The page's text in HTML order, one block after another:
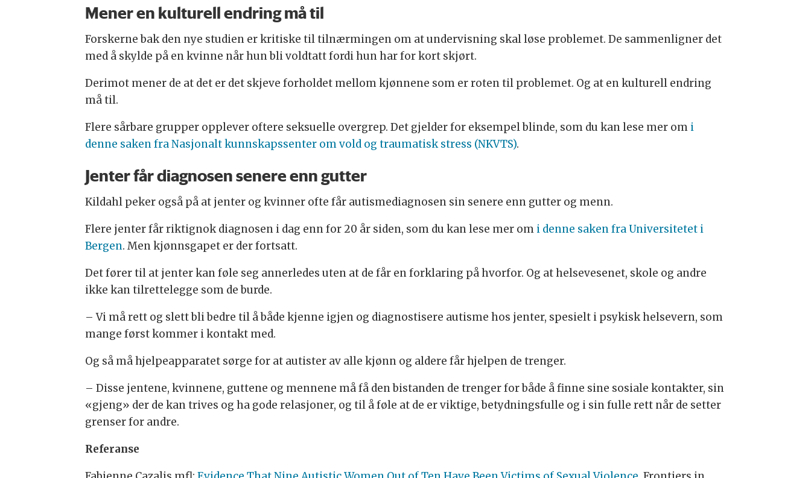
Mener en kulturell endring må til
Forskerne bak den nye studien er kritiske til tilnærmingen om at undervisning skal løse problemet. De sammenligner det
med å skylde på en kvinne når hun bli voldtatt fordi hun har for kort skjørt.
Derimot mener de at det er det skjeve forholdet mellom kjønnene som er roten til problemet. Og at en kulturell endring
må til.
Flere sårbare grupper opplever oftere seksuelle overgrep. Det gjelder for eksempel blinde, som du kan lese mer om i
denne saken fra Nasjonalt kunnskapssenter om vold og traumatisk stress (NKVTS).
Jenter får diagnosen senere enn gutter
Kildahl peker også på at jenter og kvinner ofte får autismediagnosen sin senere enn gutter og menn.
Flere jenter får riktignok diagnosen i dag enn for 20 år siden, som du kan lese mer om i denne saken fra Universitetet i
Bergen. Men kjønnsgapet er der fortsatt.
Det fører til at jenter kan føle seg annerledes uten at de får en forklaring på hvorfor. Og at helsevesenet, skole og andre
ikke kan tilrettelegge som de burde.
– Vi må rett og slett bli bedre til å både kjenne igjen og diagnostisere autisme hos jenter, spesielt i psykisk helsevern, som
mange først kommer i kontakt med.
Og så må hjelpeapparatet sørge for at autister av alle kjønn og aldere får hjelpen de trenger.
– Disse jentene, kvinnene, guttene og mennene må få den bistanden de trenger for både å finne sine sosiale kontakter, sin
«gjeng» der de kan trives og ha gode relasjoner, og til å føle at de er viktige, betydningsfulle og i sin fulle rett når de setter
grenser for andre.
Referanse